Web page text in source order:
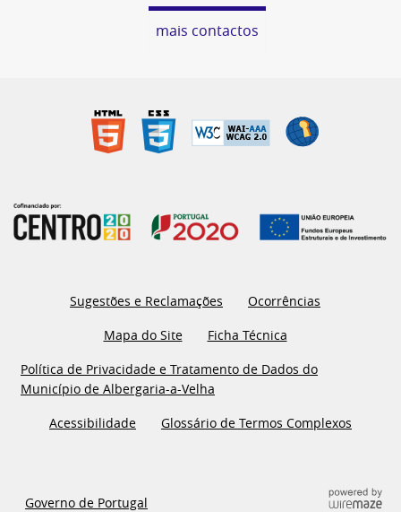
mais contactos
Sugestões e Reclamações
Ocorrências
Mapa do Site
Ficha Técnica
Política de Privacidade e Tratamento de Dados do
Município de Albergaria-a-Velha
Acessibilidade
Glossário de Termos Complexos
Governo de Portugal